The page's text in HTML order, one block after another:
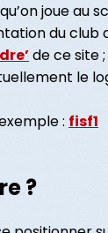
joue au
du
de ce site ;
le
: fisf1
?